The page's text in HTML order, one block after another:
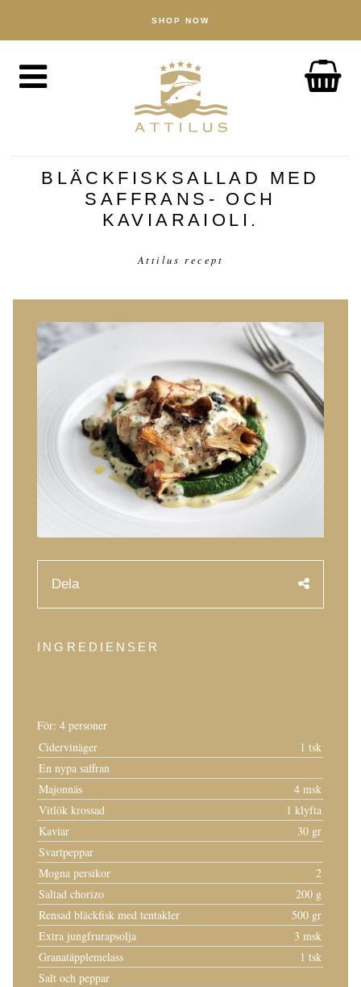
Fisk
Tillbehör
The Attilus Way
Vårt fiskeri
Våra produkter
Kvalitetssäkrad
NYHETER
Kaviarens historia
Provsmakningsguide
Klassifiering av kaviar
Att skapa kaviar
Certifiering
BLÄCKFISKSALLAD MED
SAFFRANS- OCH
KAVIARAIOLI.
Attilus recept
Dela
INGREDIENSER
För: 4 personer
Cidervinäger
1 tsk
En nypa saffran
Majonnäs
4 msk
Vitlök krossad
1 klyfta
Kaviar
30 gr
Svartpeppar
Mogna persikor
2
Saltad chorizo
200 g
Rensad bläckfisk med tentakler
500 gr
Extra jungfrurapsolja
3 msk
Granatäpplemelass
1 tsk
Salt och peppar
SHOP NOW